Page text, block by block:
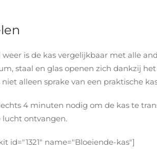
weer is de kas vergelijkbaar met alle
staal en glas openen zich dankzij
niet alleen sprake van een praktische
4 minuten nodig om de kas te
lucht ontvangen.
id="1321" name="Bloeiende-kas"]